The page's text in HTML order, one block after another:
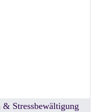
& Stressbewältigung